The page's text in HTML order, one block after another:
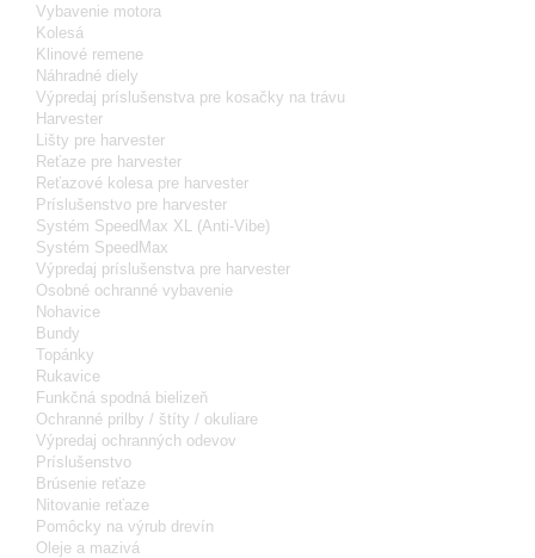
Vybavenie motora
Kolesá
Klinové remene
Náhradné diely
Výpredaj príslušenstva pre kosačky na trávu
Harvester
Lišty pre harvester
Reťaze pre harvester
Reťazové kolesa pre harvester
Príslušenstvo pre harvester
Systém SpeedMax XL (Anti-Vibe)
Systém SpeedMax
Výpredaj príslušenstva pre harvester
Osobné ochranné vybavenie
Nohavice
Bundy
Topánky
Rukavice
Funkčná spodná bielizeň
Ochranné prilby / štíty / okuliare
Výpredaj ochranných odevov
Príslušenstvo
Brúsenie reťaze
Nitovanie reťaze
Pomôcky na výrub drevín
Oleje a mazivá